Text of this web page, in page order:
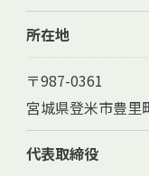
所在地
〒987-0361
宮城県登米市豊里
代表取締役